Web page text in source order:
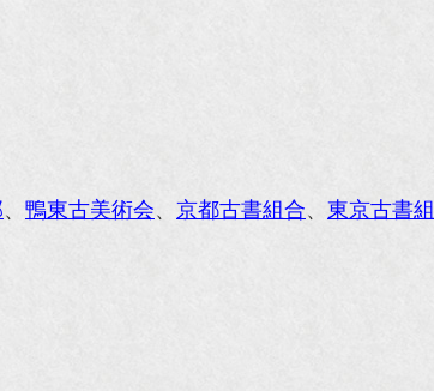
、 鴨東古美術会、 京都古書組合、 東京古書